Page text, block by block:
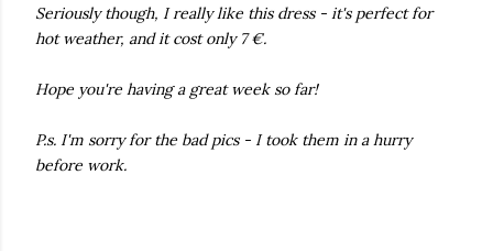
Seriously though, I really like this dress - it's perfect for
hot weather, and it cost only 7 €.
Hope you're having a great week so far!
P.s. I'm sorry for the bad pics - I took them in a hurry
before work.